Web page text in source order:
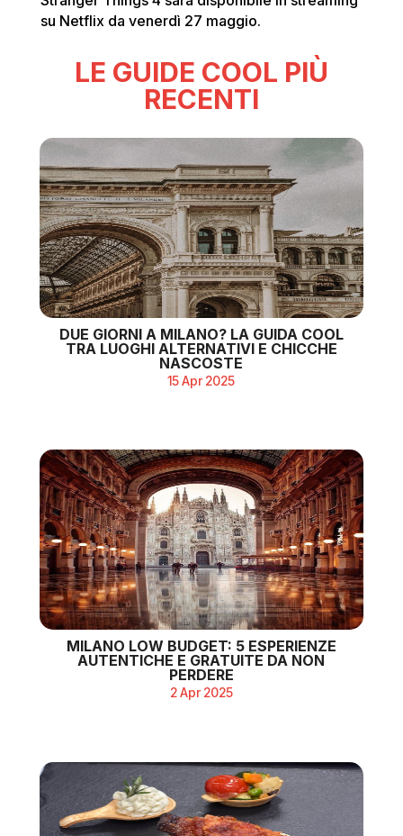
su Netflix da venerdì 27 maggio.
LE GUIDE COOL PIÙ
RECENTI
DUE GIORNI A MILANO? LA GUIDA COOL
TRA LUOGHI ALTERNATIVI E CHICCHE
NASCOSTE
15 Apr 2025
MILANO LOW BUDGET: 5 ESPERIENZE
AUTENTICHE E GRATUITE DA NON
PERDERE
2 Apr 2025